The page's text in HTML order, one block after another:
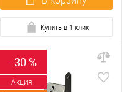
Купить в 1 клик
- 30 %
Акция